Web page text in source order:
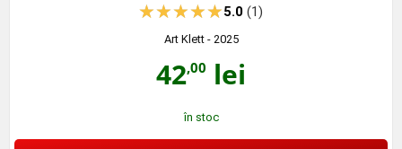
5.0(1)
Art Klett- 2025
42,00 lei
în stoc